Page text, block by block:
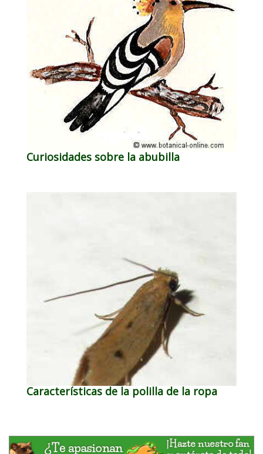
Curiosidades sobre la abubilla
Características de la polilla de la ropa